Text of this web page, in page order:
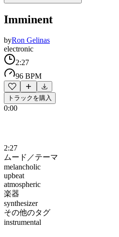
Imminent
byRon Gelinas
electronic
2:27
96 BPM
トラックを購入
0:00
2:27
ムード／テーマ
melancholic
upbeat
atmospheric
楽器
synthesizer
その他のタグ
instrumental